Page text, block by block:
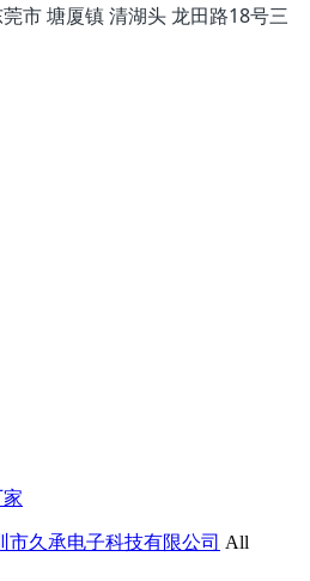
市 塘厦镇 清湖头 龙田路18号三
市久承电子科技有限公司 All